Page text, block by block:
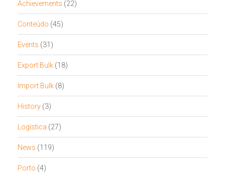
Achievements (22)
Conteúdo (45)
Events (31)
Export Bulk (18)
Import Bulk (8)
History (3)
Logística (27)
News (119)
Porto (4)